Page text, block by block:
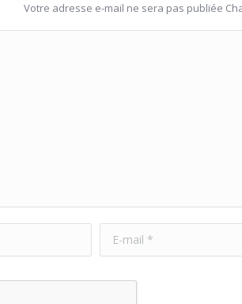
Votre adresse e-mail ne sera pas publiée
E-mail *